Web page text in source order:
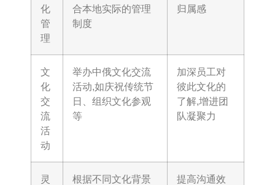
化
管
理
合本地实际的管理
制度
归属感
文
化
交
流
活
动
举办中俄文化交流
活动,如庆祝传统节
日、组织文化参观
等
加深员工对
彼此文化的
了解,增进团
队凝聚力
灵
根据不同文化背景
提高沟通效